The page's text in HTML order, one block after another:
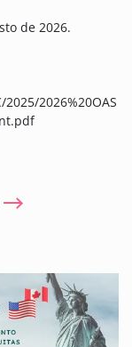
de 2026.
2026%20OAS